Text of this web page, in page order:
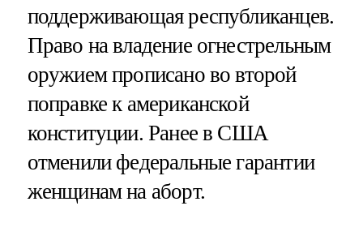
поддерживающая республиканцев.
Право на владение огнестрельным
оружием прописано во второй
поправке к американской
конституции. Ранее в США
отменили федеральные гарантии
женщинам на аборт.